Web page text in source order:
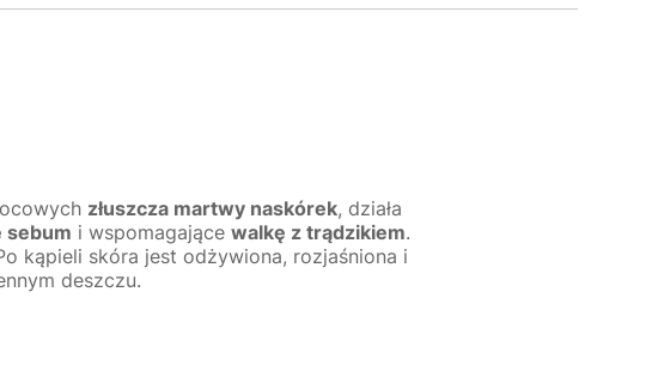
złuszcza martwy naskórek, działa
sebum i wspomagające walkę z trądzikiem.
kąpieli skóra jest odżywiona, rozjaśniona i
deszczu.